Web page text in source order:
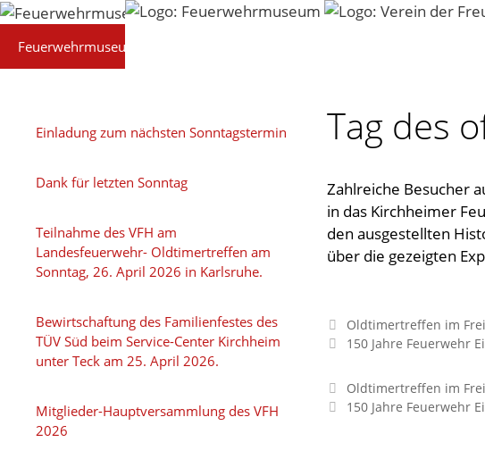
Zum
springen
Feuerwehrmuseum
Tag des
Zahlreiche Besucher
in das Kirchheimer
den ausgestellten
über die gezeigten
Oldtimertreffen im
150 Jahre Feuerwehr
Oldtimertreffen im
150 Jahre Feuerwehr
Einladung zum nächsten Sonntagstermin
Dank für letzten Sonntag
Teilnahme des VFH am
Landesfeuerwehr- Oldtimertreffen am
Sonntag, 26. April 2026 in Karlsruhe.
Bewirtschaftung des Familienfestes des
TÜV Süd beim Service-Center Kirchheim
unter Teck am 25. April 2026.
Mitglieder-Hauptversammlung des VFH
2026